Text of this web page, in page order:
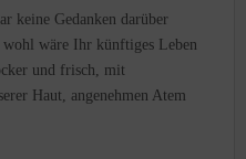
keine Gedanken darüber
wohl wäre Ihr künftiges Leben
und frisch, mit
Haut, angenehmen Atem